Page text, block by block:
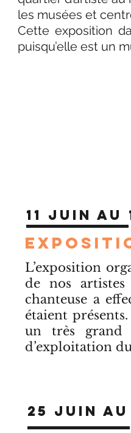
les musées et
Cette exposition
puisqu’elle est un
11 Juin au
L’exposition
de nos
chanteuse a
étaient
un très grand
d’exploitation
25 Juin